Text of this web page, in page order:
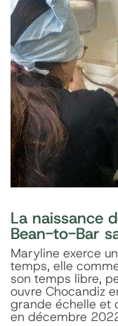
La naissance
Bean-to-Bar
Maryline exerce
temps, elle
son temps libre,
ouvre Chocandiz
grande échelle et
en décembre